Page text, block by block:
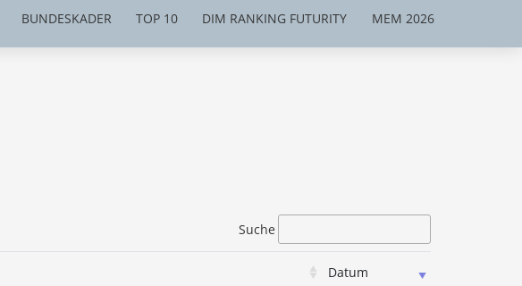
BUNDESKADER TOP 10 DIM RANKING FUTURITY MEM 2026
Suche
Datum